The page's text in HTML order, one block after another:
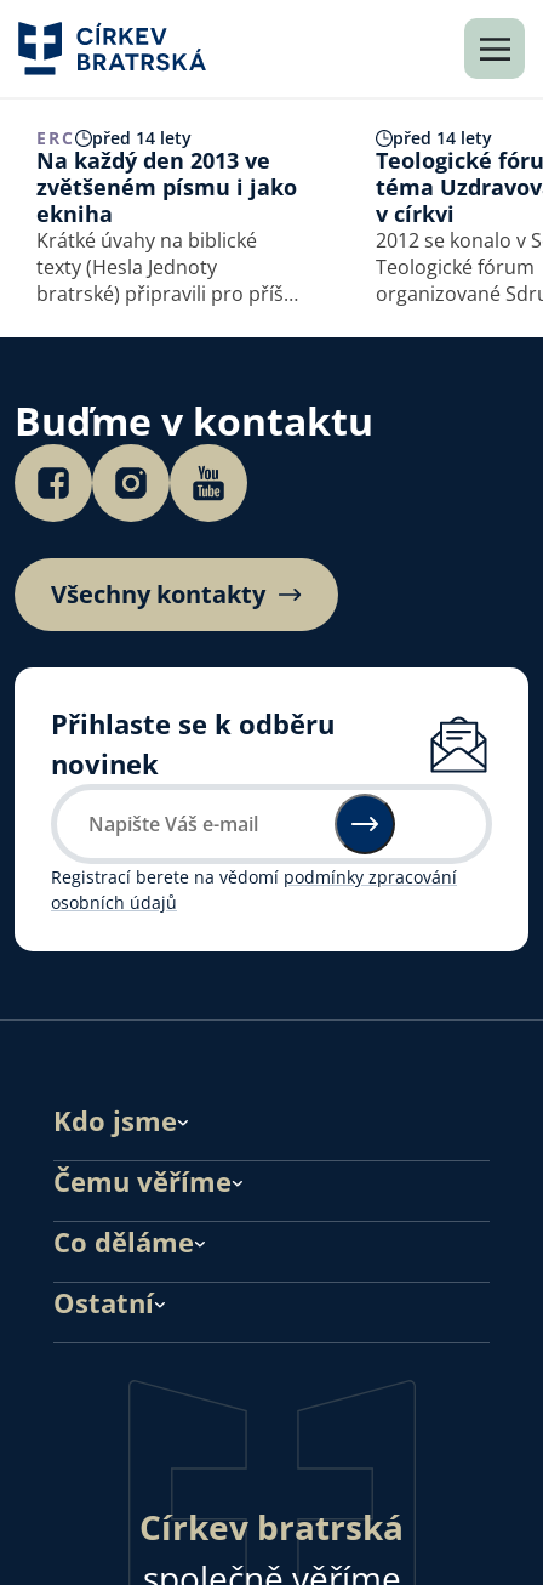
ERC před 14 lety
Na každý den 2013 ve
zvětšeném písmu i jako
ekniha
Krátké úvahy na biblické
texty (Hesla Jednoty
bratrské) připravili pro příští
Církve československé
husitské, Českobratrské
církve evangelické,
Evangelické…
před 14 lety
Teologické
téma
v církvi
2012 se konalo v
Teologické fórum
organizované
Buďme v kontaktu
Všechny kontakty
Přihlaste se k odběru
novinek
Registrací berete na vědomí podmínky zpracování
osobních údajů
Kdo jsme
Čemu věříme
Co děláme
Ostatní
Církev bratrská